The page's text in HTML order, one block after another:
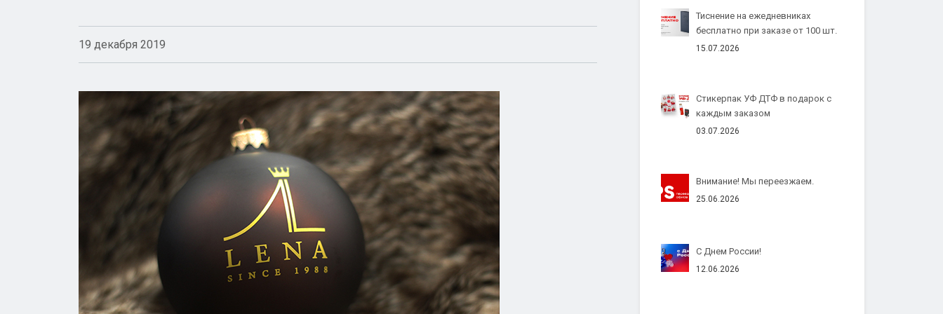
19 декабря 2019
Тиснение на ежедневниках
бесплатно при заказе от 100 шт.
15.07.2026
Стикерпак УФ ДТФ в подарок с
каждым заказом
03.07.2026
Внимание! Мы переезжаем.
25.06.2026
С Днем России!
12.06.2026